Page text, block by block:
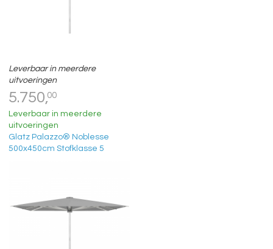
Leverbaar in meerdere
uitvoeringen
5.750,00
Leverbaar in meerdere
uitvoeringen
Glatz Palazzo® Noblesse
500x450cm Stofklasse 5